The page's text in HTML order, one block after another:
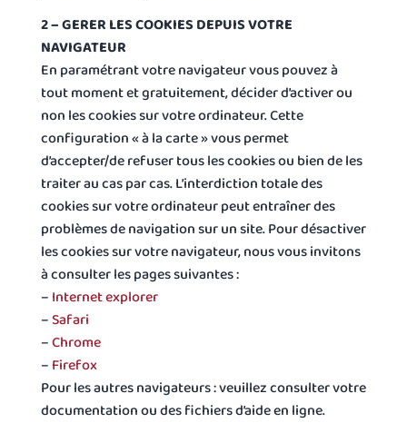
2 – GERER LES COOKIES DEPUIS VOTRE
NAVIGATEUR
En paramétrant votre navigateur vous pouvez à
tout moment et gratuitement, décider d’activer ou
non les cookies sur votre ordinateur. Cette
configuration « à la carte » vous permet
d’accepter/de refuser tous les cookies ou bien de les
traiter au cas par cas. L’interdiction totale des
cookies sur votre ordinateur peut entraîner des
problèmes de navigation sur un site. Pour désactiver
les cookies sur votre navigateur, nous vous invitons
à consulter les pages suivantes :
– Internet explorer
– Safari
–Chrome
– Firefox
Pour les autres navigateurs : veuillez consulter votre
documentation ou des fichiers d’aide en ligne.